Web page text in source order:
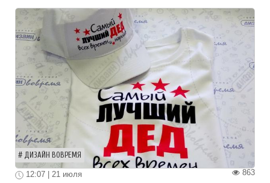
ДИЗАЙН ВОВРЕМЯ
863
12:07 | 21 июля